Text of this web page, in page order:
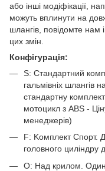
або інші модіфікації,
можуть вплинути на
шлангів, повідомте нам
цих змін.
Конфігурація:
S: Стандартний
гальмівніх
стандартну
мотоцикл з ABS -
менеджерів)
F: Kомплект Спорт.
головного циліндру
O: Над крилом. Один